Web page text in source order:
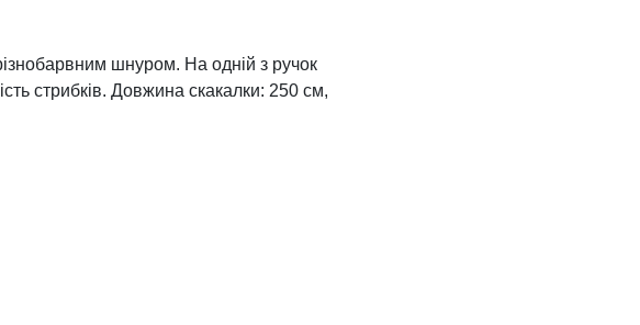
шнуром. На одній з ручок
стрибків. Довжина скакалки: 250 см,